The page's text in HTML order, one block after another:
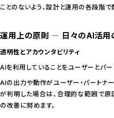
ことのないよう、設計と運用の各段階で
運用上の原則 ― 日々のAI活用
透明性とアカウンタビリティ
AIを利用していることをユーザーとパー
AIの出力や動作がユーザー・パートナ
が判明した場合は、合理的な範囲で原
の改善に努めます。